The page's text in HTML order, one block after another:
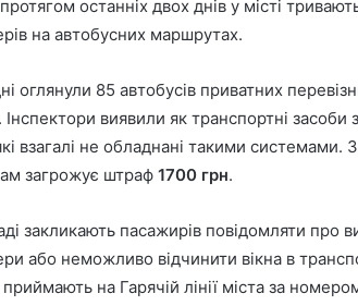
останніх двох днів у місті
на автобусних маршрутах.
оглянули 85 автобусів приватних
Інспектори виявили як транспортні
взагалі не обладнані такими
загрожує штраф 1700 грн.
закликають пасажирів повідомляти
або неможливо відчинити вікна в
на Гарячій лінії міста за